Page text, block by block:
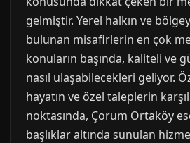
gelmiştir. Yerel halkın ve
bulunan misafirlerin en çok
konuların başında, kaliteli ve
nasıl ulaşabilecekleri geliyor.
hayatın ve özel taleplerin
noktasında, Çorum Ortaköy
başlıklar altında sunulan